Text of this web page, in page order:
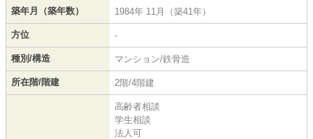
築年月（築年数） 1984年 11月（築41年）
方位 -
種別/構造 マンション/鉄骨造
所在階/階建 2階/4階建
高齢者相談
学生相談
法人可